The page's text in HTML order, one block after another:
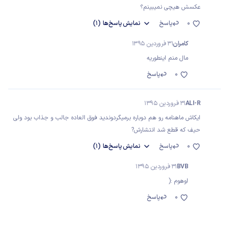
عکسش هیچی نمیبینم؟
پاسخ
نمایشپاسخ‌ها (1) 0
کامران31 فروردین 1395
مال منم اینطوریه
پاسخ
0
ALI-R31 فروردین 1395
ایکاش ماهنامه رو هم دوباره برمیگردوندید فوق العاده جالب و جذاب بود ولی
حیف که قطع شد انتشارش?
پاسخ
نمایشپاسخ‌ها (1) 0
BVB31 فروردین 1395
اوهوم :(
پاسخ
0